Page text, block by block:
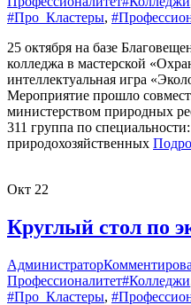
#Про_Кластеры,
25 октября на базе
колледжа в мастерской
интеллектуальная игра
Мероприятие прошло
министерством природных
311 группа по
природохозяйственных
Окт 22
Круглый стол по
Администратор
Профессионалитет#Колледжи
#Про_Кластеры,